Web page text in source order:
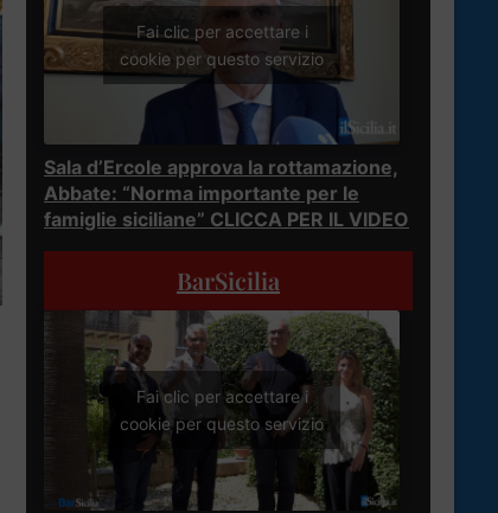
Fai clic per accettare i
cookie per questo servizio
Sala d’Ercole approva la rottamazione,
Abbate: “Norma importante per le
famiglie siciliane” CLICCA PER IL VIDEO
BarSicilia
Fai clic per accettare i
cookie per questo servizio